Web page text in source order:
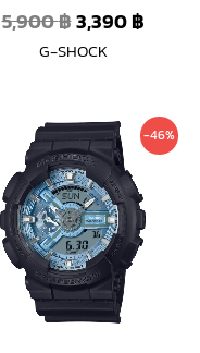
5,900฿3,390฿
G-SHOCK
-46%
Original
price
was:
5,900 ฿.
price
3,190